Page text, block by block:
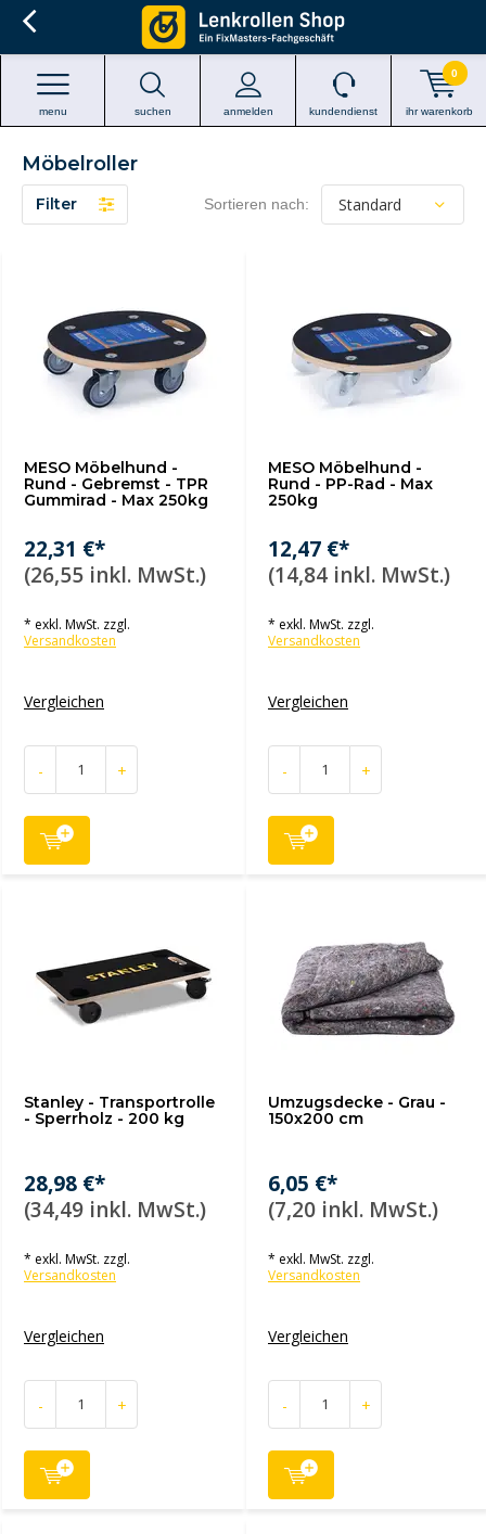
suchen anmelden
menu kundendienst ihr warenkorb
0
Möbelroller
Filter Sortieren nach:
MESO Möbelhund -
Rund - Gebremst - TPR
Gummirad - Max 250kg
22,31 €*
(26,55 inkl. MwSt.)
* exkl. MwSt. zzgl.
Versandkosten
Vergleichen
- +
MESO Möbelhund -
Rund - PP-Rad - Max
250kg
12,47 €*
(14,84 inkl. MwSt.)
* exkl. MwSt. zzgl.
Versandkosten
Vergleichen
- +
Stanley - Transportrolle
- Sperrholz - 200 kg
28,98 €*
(34,49 inkl. MwSt.)
* exkl. MwSt. zzgl.
Versandkosten
Vergleichen
- +
Umzugsdecke - Grau -
150x200 cm
6,05 €*
(7,20 inkl. MwSt.)
* exkl. MwSt. zzgl.
Versandkosten
Vergleichen
- +